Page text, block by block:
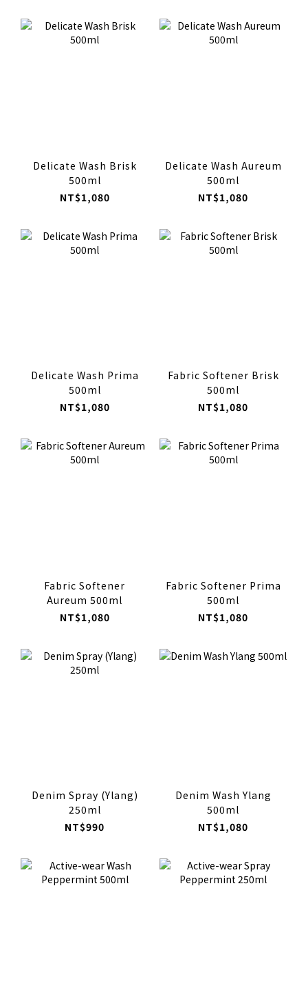
Delicate Wash Brisk
500ml
NT$1,080
Delicate Wash Aureum
500ml
NT$1,080
Delicate Wash Prima
500ml
NT$1,080
Fabric Softener Brisk
500ml
NT$1,080
Fabric Softener
Aureum 500ml
NT$1,080
Fabric Softener Prima
500ml
NT$1,080
Denim Spray (Ylang)
250ml
NT$990
Denim Wash Ylang
500ml
NT$1,080